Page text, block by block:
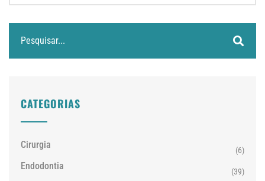
CATEGORIAS
Cirurgia (6)
Endodontia (39)